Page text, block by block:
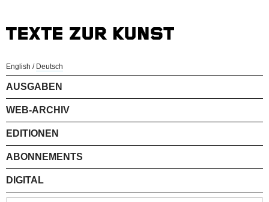
English / Deutsch
AUSGABEN
WEB-ARCHIV
EDITIONEN
ABONNEMENTS
DIGITAL